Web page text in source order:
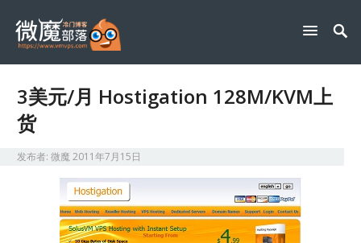
3美元/月 Hostigation 128M/KVM上
货
发布者:微魔2011年7月15日